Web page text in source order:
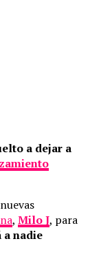
a dejar a
, Milo J, para
a nadie